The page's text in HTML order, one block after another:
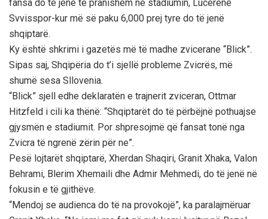
fansa do të jenë të pranishëm në stadiumin, Lucerene
Svvisspor-kur më së paku 6,000 prej tyre do të jenë
shqiptarë.
Ky është shkrimi i gazetës më të madhe zvicerane “Blick”.
Sipas saj, Shqipëria do t’i sjellë probleme Zvicrës, më
shumë sesa Sllovenia.
“Blick” sjell edhe deklaratën e trajnerit zviceran, Ottmar
Hitzfeld i cili ka thënë: “Shqiptarët do të përbëjnë pothuajse
gjysmën e stadiumit. Por shpresojmë që fansat tonë nga
Zvicra të ngrenë zërin për ne”.
Pesë lojtarët shqiptarë, Xherdan Shaqiri, Granit Xhaka, Valon
Behrami, Blerim Xhemaili dhe Admir Mehmedi, do të jenë në
fokusin e të gjithëve.
“Mendoj se audienca do të na provokojë”, ka paralajmëruar